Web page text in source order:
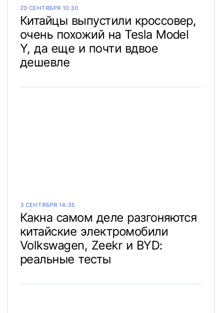
20 СЕНТЯБРЯ 10:30
Китайцы выпустили кроссовер,
очень похожий на Tesla Model
Y, да еще и почти вдвое
дешевле
3 СЕНТЯБРЯ 14:35
Какна самом деле разгоняются
китайские электромобили
Volkswagen, Zeekr и BYD:
реальные тесты